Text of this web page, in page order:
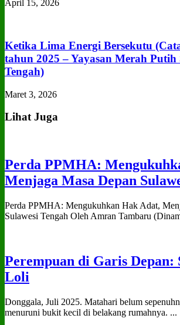
April 15, 2026
Ketika Lima Energi Bersekutu
tahun 2025 – Yayasan Merah Putih
Tengah)
Maret 3, 2026
Lihat Juga
Perda PPMHA:
Menjaga Masa Depan
Perda PPMHA: Mengukuhkan Hak Adat,
Sulawesi Tengah Oleh Amran Tambaru
Perempuan di Garis Depan:
Loli
Donggala, Juli 2025. Matahari belum
menuruni bukit kecil di belakang rumahnya. ...